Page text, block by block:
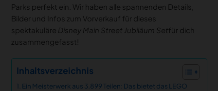
Parks perfekt ein. Wir haben alle spannenden Details,
Bilder und Infos zum Vorverkauf für dieses
spektakuläre Disney Main Street Jubiläum Setfür dich
zusammengefasst!
Inhaltsverzeichnis
Ein Meisterwerk aus 3.899 Teilen: Das bietet das LEGO